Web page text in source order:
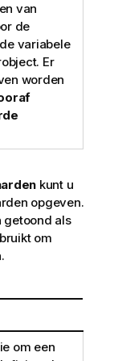
van
de
variabele
Er
worden
kunt u
opgeven.
getoond als
om
om een